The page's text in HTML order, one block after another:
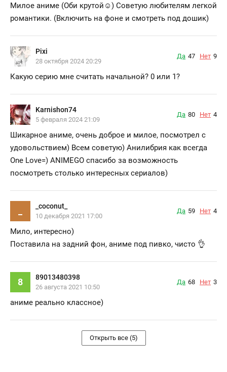
Милое аниме (Оби крутой☺) Советую любителям легкой
романтики. (Включить на фоне и смотреть под дошик)
Pixi
28 октября 2024 20:29
Да 47 Нет 9
Какую серию мне считать начальной? 0 или 1?
Karnishon74
5 февраля 2024 21:09
Да 80 Нет 4
Шикарное аниме, очень доброе и милое, посмотрел с
удовольствием) Всем советую) Анилибрия как всегда
One Love=) ANIMEGO спасибо за возможность
посмотреть столько интересных сериалов)
_coconut_
10 декабря 2021 17:00
Да 59 Нет 4
Мило, интересно)
Поставила на задний фон, аниме под пивко, чисто 👌
8 89013480398
26 августа 2021 10:50
Да 68 Нет 3
аниме реально классное)
Открыть все (5)